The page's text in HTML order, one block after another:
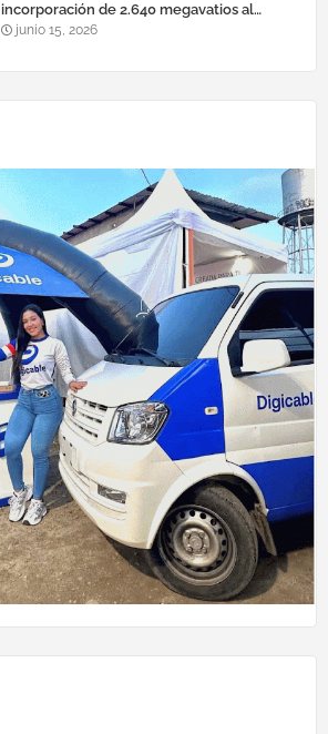
incorporación de 2.640 megavatios al
sistema eléctrico nacional
junio 15, 2026